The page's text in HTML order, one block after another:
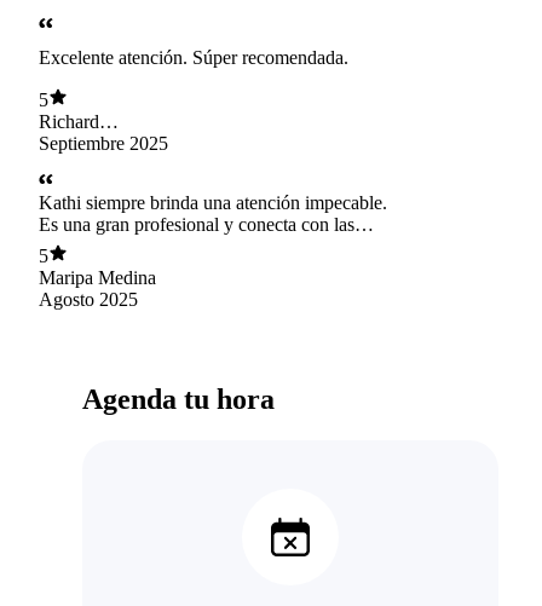
Excelente atención. Súper recomendada.
5
Richard
Cunningham
Septiembre 2025
Kathi siempre brinda una atención impecable.
Es una gran profesional y conecta con las
personas y su bienestar. Siempre es bueno
volver para entregarse a su tremenda
experiencia.
5
Maripa Medina
Agosto 2025
Agenda tu hora